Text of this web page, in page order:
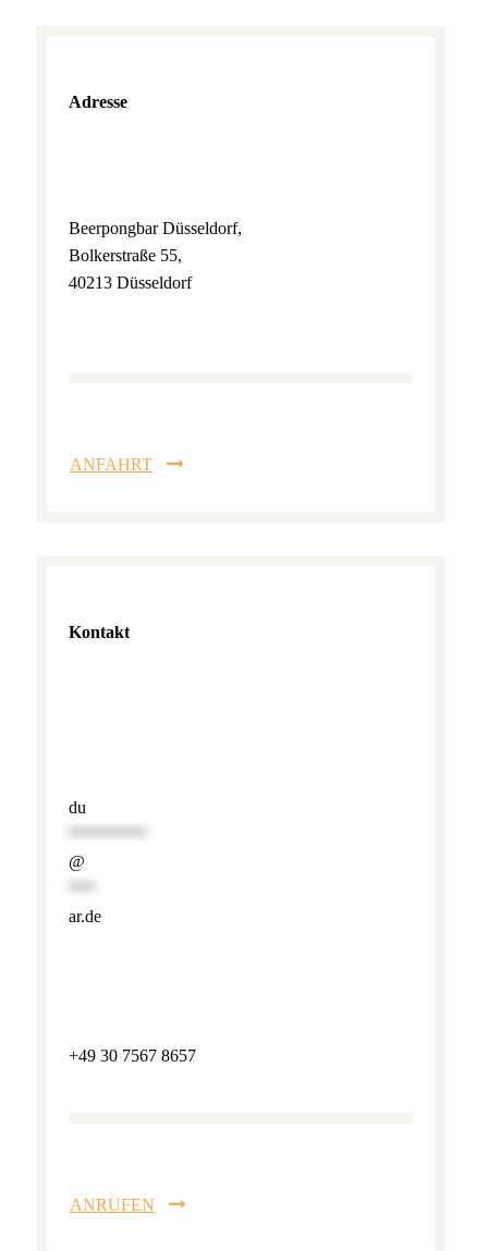
Adresse
Beerpongbar Düsseldorf,
Bolkerstraße 55,
40213 Düsseldorf
ANFAHRT
Kontakt
du
@
ar.de
+49 30 7567 8657
ANRUFEN